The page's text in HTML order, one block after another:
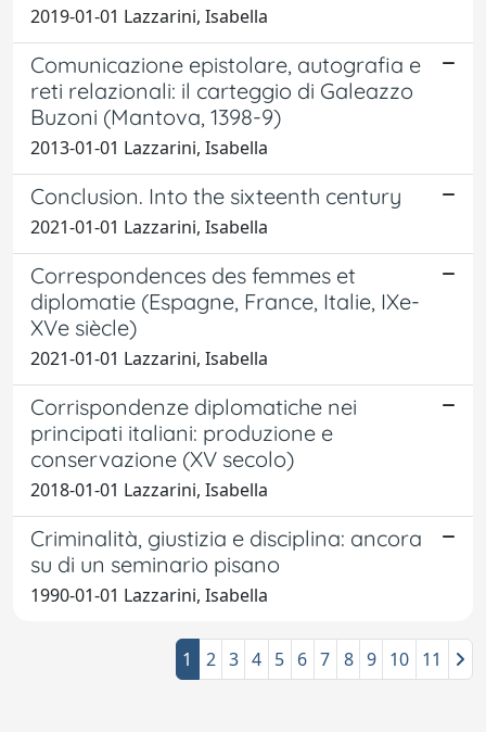
2019-01-01 Lazzarini, Isabella
Comunicazione epistolare, autografia e
reti relazionali: il carteggio di Galeazzo
Buzoni (Mantova, 1398-9)
2013-01-01 Lazzarini, Isabella
Conclusion. Into the sixteenth century
2021-01-01 Lazzarini, Isabella
Correspondences des femmes et
diplomatie (Espagne, France, Italie, IXe-
XVe siècle)
2021-01-01 Lazzarini, Isabella
Corrispondenze diplomatiche nei
principati italiani: produzione e
conservazione (XV secolo)
2018-01-01 Lazzarini, Isabella
Criminalità, giustizia e disciplina: ancora
su di un seminario pisano
1990-01-01 Lazzarini, Isabella
1 2 3 4 5 6 7 8 9 10 11